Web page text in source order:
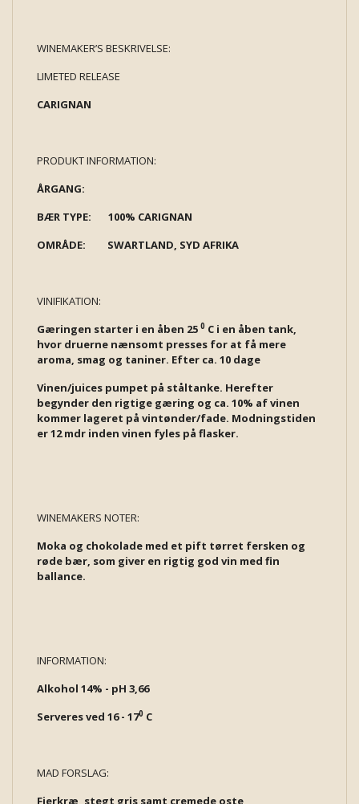
WINEMAKER’S BESKRIVELSE:
LIMETED RELEASE
CARIGNAN
PRODUKT INFORMATION:
ÅRGANG:
BÆR TYPE: 100% CARIGNAN
OMRÅDE: SWARTLAND, SYD AFRIKA
VINIFIKATION:
Gæringen starter i en åben 25 0 C i en åben tank,
hvor druerne nænsomt presses for at få mere
aroma, smag og taniner. Efter ca. 10 dage
Vinen/juices pumpet på ståltanke. Herefter
begynder den rigtige gæring og ca. 10% af vinen
kommer lageret på vintønder/fade. Modningstiden
er 12 mdr inden vinen fyles på flasker.
WINEMAKERS NOTER:
Moka og chokolade med et pift tørret fersken og
røde bær, som giver en rigtig god vin med fin
ballance.
INFORMATION:
Alkohol 14% - pH 3,66
Serveres ved 16 - 170 C
MAD FORSLAG:
Fjerkræ, stegt gris samt cremede oste